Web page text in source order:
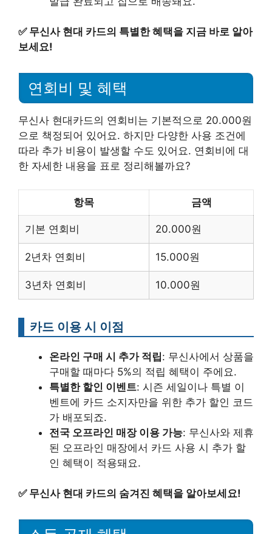
✅ 무신사 현대 카드의 특별한 혜택을 지금 바로 알아
보세요!
연회비 및 혜택
무신사 현대카드의 연회비는 기본적으로 20.000원
으로 책정되어 있어요. 하지만 다양한 사용 조건에
따라 추가 비용이 발생할 수도 있어요. 연회비에 대
한 자세한 내용을 표로 정리해볼까요?
항목 금액
기본 연회비 20.000원
2년차 연회비 15.000원
3년차 연회비 10.000원
카드 이용 시 이점
온라인 구매 시 추가 적립: 무신사에서 상품을
구매할 때마다 5%의 적립 혜택이 주에요.
특별한 할인 이벤트: 시즌 세일이나 특별 이
벤트에 카드 소지자만을 위한 추가 할인 코드
가 배포되죠.
전국 오프라인 매장 이용 가능: 무신사와 제휴
된 오프라인 매장에서 카드 사용 시 추가 할
인 혜택이 적용돼요.
✅ 무신사 현대 카드의 숨겨진 혜택을 알아보세요!